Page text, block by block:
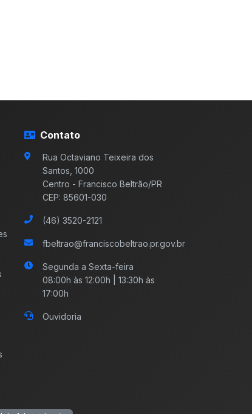
Contato
Rua Octaviano Teixeira dos
Santos, 1000
Centro - Francisco Beltrão/PR
CEP: 85601-030
(46) 3520-2121
fbeltrao@franciscobeltrao.pr.gov.br
Segunda a Sexta-feira
08:00h às 12:00h | 13:30h às
17:00h
Ouvidoria